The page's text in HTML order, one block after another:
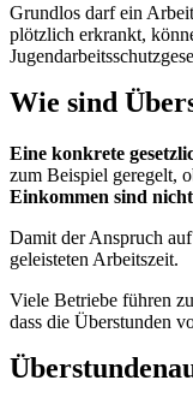
Grundlos darf ein
plötzlich erkrankt,
Wie sind
Eine konkrete
zum Beispiel geregelt,
Einkommen sind
Damit der Anspruch
geleisteten Arbeitszeit.
Viele Betriebe führen
dass die Überstunden